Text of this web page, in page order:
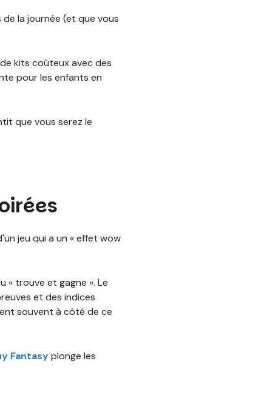
la journée (et que vous
kits coûteux avec des
pour les enfants en
que vous serez le
jeu qui a un « effet wow
« trouve et gagne ». Le
et des indices
souvent à côté de ce
Fantasyplonge les